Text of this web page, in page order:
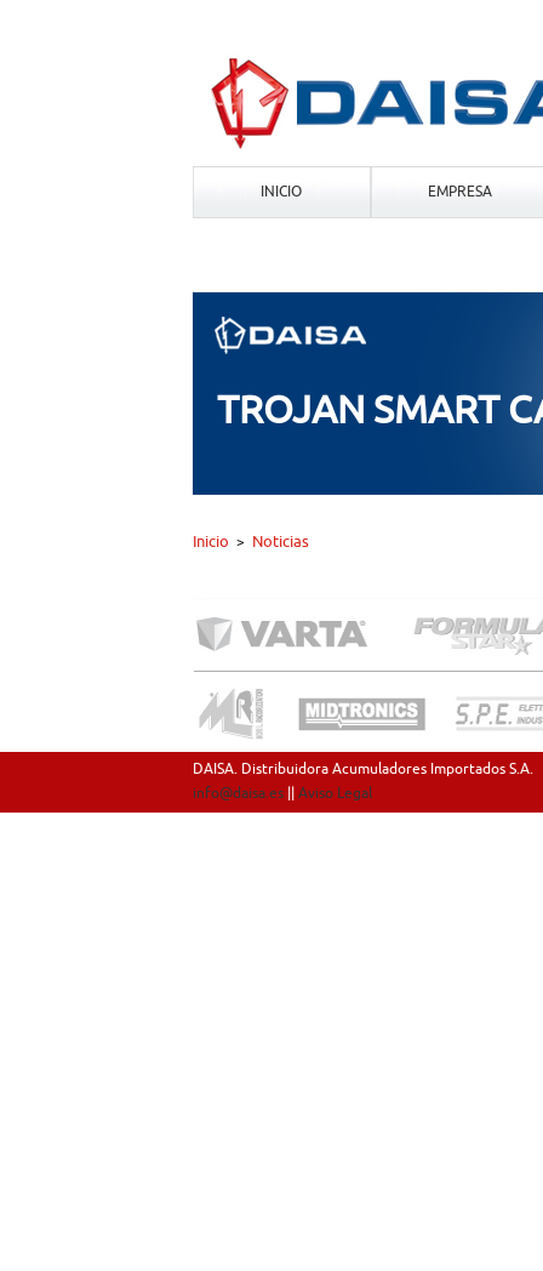
INICIO EMPRESA
TROJAN SMART
Inicio > Noticias
DAISA. Distribuidora Acumuladores Importados S.A.
info@daisa.es|| Aviso Legal